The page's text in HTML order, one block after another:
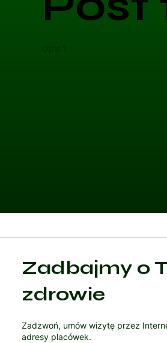
Opis 1
Zadbajmy o
zdrowie
Zadzwoń, umów wizytę przez
adresy placówek.